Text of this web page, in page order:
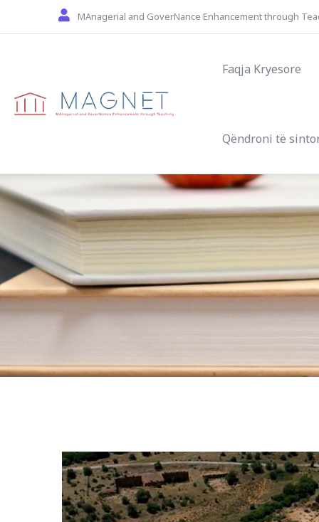
Skip to main contentMAnagerial and GoverNance Enhancement through
Faqja Kryesore
Qëndroni të